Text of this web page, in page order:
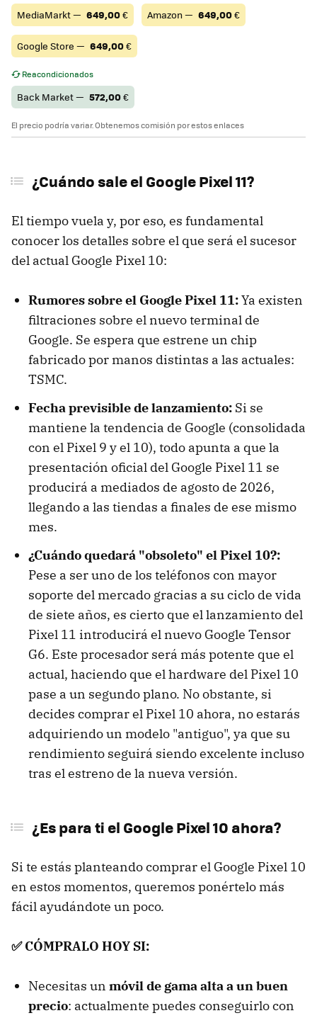
MediaMarkt — 649,00€ Amazon — 649,00€
Google Store — 649,00€
Reacondicionados
Back Market — 572,00€
El precio podría variar. Obtenemos comisión por estos enlaces
¿Cuándo sale el Google Pixel 11?
El tiempo vuela y, por eso, es fundamental
conocer los detalles sobre el que será el sucesor
del actual Google Pixel 10:
Rumores sobre el Google Pixel 11:Ya existen
filtraciones sobre el nuevo terminal de
Google. Se espera que estrene un chip
fabricado por manos distintas a las actuales:
TSMC.
Fecha previsible de lanzamiento: Si se
mantiene la tendencia de Google (consolidada
con el Pixel 9 y el 10), todo apunta a que la
presentación oficial del Google Pixel 11 se
producirá a mediados de agosto de 2026,
llegando a las tiendas a finales de ese mismo
mes.
¿Cuándo quedará "obsoleto" el Pixel 10?:
Pese a ser uno de los teléfonos con mayor
soporte del mercado gracias a su ciclo de vida
de siete años, es cierto que el lanzamiento del
Pixel 11 introducirá el nuevo Google Tensor
G6. Este procesador será más potente que el
actual, haciendo que el hardware del Pixel 10
pase a un segundo plano. No obstante, si
decides comprar el Pixel 10 ahora, no estarás
adquiriendo un modelo "antiguo", ya que su
rendimiento seguirá siendo excelente incluso
tras el estreno de la nueva versión.
¿Es para ti el Google Pixel 10 ahora?
Si te estás planteando comprar el Google Pixel 10
en estos momentos, queremos ponértelo más
fácil ayudándote un poco.
✅ CÓMPRALO HOY SI:
Necesitas un móvil de gama alta a un buen
precio: actualmente puedes conseguirlo con